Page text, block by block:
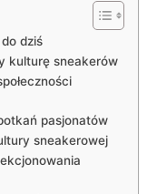
dziś
kulturę sneakerów
pasjonatów
sneakerowej